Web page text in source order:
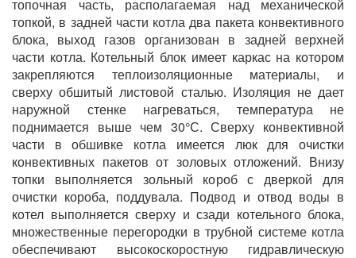
топочная часть, располагаемая над механической
топкой, в задней части котла два пакета конвективного
блока, выход газов организован в задней верхней
части котла. Котельный блок имеет каркас на котором
закрепляются теплоизоляционные материалы, и
сверху обшитый листовой сталью. Изоляция не дает
наружной стенке нагреваться, температура не
поднимается выше чем 30°С. Сверху конвективной
части в обшивке котла имеется люк для очистки
конвективных пакетов от золовых отложений. Внизу
топки выполняется зольный короб с дверкой для
очистки короба, поддувала. Подвод и отвод воды в
котел выполняется сверху и сзади котельного блока,
множественные перегородки в трубной системе котла
обеспечивают высокоскоростную гидравлическую